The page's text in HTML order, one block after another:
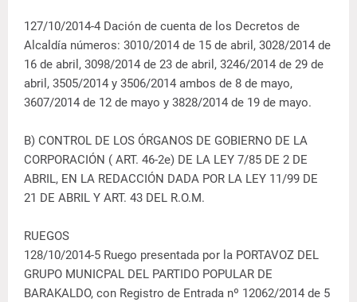
127/10/2014-4 Dación de cuenta de los Decretos de
Alcaldía números: 3010/2014 de 15 de abril, 3028/2014 de
16 de abril, 3098/2014 de 23 de abril, 3246/2014 de 29 de
abril, 3505/2014 y 3506/2014 ambos de 8 de mayo,
3607/2014 de 12 de mayo y 3828/2014 de 19 de mayo.
B) CONTROL DE LOS ÓRGANOS DE GOBIERNO DE LA
CORPORACIÓN ( ART. 46-2e) DE LA LEY 7/85 DE 2 DE
ABRIL, EN LA REDACCIÓN DADA POR LA LEY 11/99 DE
21 DE ABRIL Y ART. 43 DEL R.O.M.
RUEGOS
128/10/2014-5 Ruego presentada por la PORTAVOZ DEL
GRUPO MUNICPAL DEL PARTIDO POPULAR DE
BARAKALDO, con Registro de Entrada nº 12062/2014 de 5